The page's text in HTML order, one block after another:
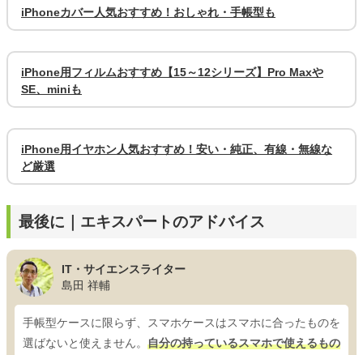
iPhoneカバー人気おすすめ！おしゃれ・手帳型も
iPhone用フィルムおすすめ【15～12シリーズ】Pro Maxや
SE、miniも
iPhone用イヤホン人気おすすめ！安い・純正、有線・無線な
ど厳選
最後に｜エキスパートのアドバイス
IT・サイエンスライター
島田 祥輔
手帳型ケースに限らず、スマホケースはスマホに合ったものを
選ばないと使えません。 自分の持っているスマホで使えるもの